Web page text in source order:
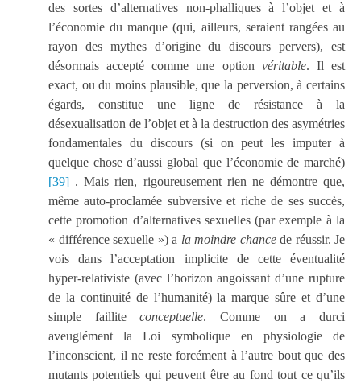
des sortes d’alternatives non-phalliques à l’objet et à
l’économie du manque (qui, ailleurs, seraient rangées au
rayon des mythes d’origine du discours pervers), est
désormais accepté comme une option véritable. Il est
exact, ou du moins plausible, que la perversion, à certains
égards, constitue une ligne de résistance à la
désexualisation de l’objet et à la destruction des asymétries
fondamentales du discours (si on peut les imputer à
quelque chose d’aussi global que l’économie de marché)
[39] . Mais rien, rigoureusement rien ne démontre que,
même auto-proclamée subversive et riche de ses succès,
cette promotion d’alternatives sexuelles (par exemple à la
« différence sexuelle ») a la moindre chancede réussir. Je
vois dans l’acceptation implicite de cette éventualité
hyper-relativiste (avec l’horizon angoissant d’une rupture
de la continuité de l’humanité) la marque sûre et d’une
simple failliteconceptuelle. Comme on a durci
aveuglément la Loi symbolique en physiologie de
l’inconscient, il ne reste forcément à l’autre bout que des
mutants potentiels qui peuvent être au fond tout ce qu’ils